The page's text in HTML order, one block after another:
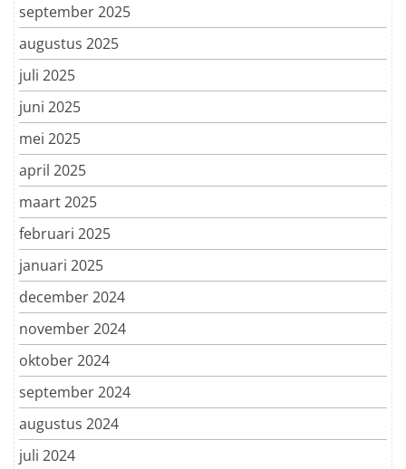
september 2025
augustus 2025
juli 2025
juni 2025
mei 2025
april 2025
maart 2025
februari 2025
januari 2025
december 2024
november 2024
oktober 2024
september 2024
augustus 2024
juli 2024